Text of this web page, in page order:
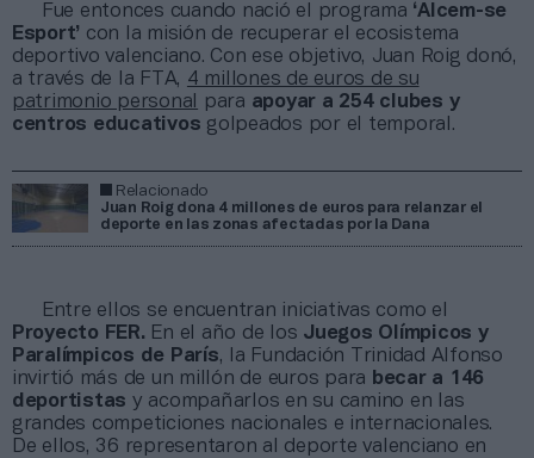
Fue entonces cuando nació el programa ‘Alcem-se
Esport’ con la misión de recuperar el ecosistema
deportivo valenciano. Con ese objetivo, Juan Roig donó,
a través de la FTA, 4 millones de euros de su
patrimonio personal
para apoyar a 254 clubes y
centros educativos golpeados por el temporal.
Relacionado
Juan Roig dona 4 millones de euros para relanzar el
deporte en las zonas afectadas por la Dana
Entre ellos se encuentran iniciativas como el
Proyecto FER. En el año de los Juegos Olímpicos y
Paralímpicos de París, la Fundación Trinidad Alfonso
invirtió más de un millón de euros para becar a 146
deportistas y acompañarlos en su camino en las
grandes competiciones nacionales e internacionales.
De ellos, 36 representaron al deporte valenciano en